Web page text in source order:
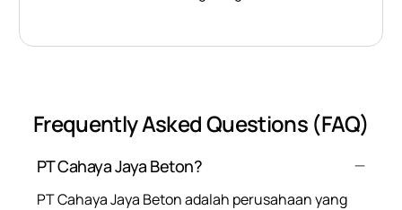
Frequently Asked Questions (FAQ)
PT Cahaya Jaya Beton?
PT Cahaya Jaya Beton adalah perusahaan yang